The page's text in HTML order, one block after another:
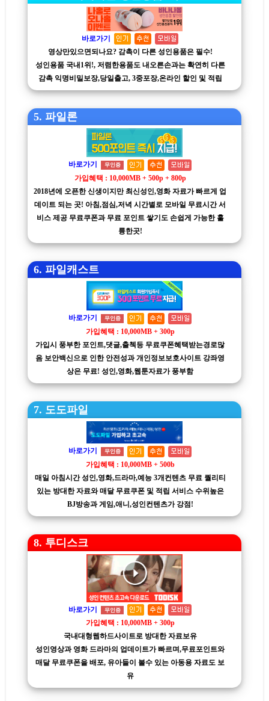
바로가기
영상만있으면되나요? 감촉이 다른 성인용품은 필수!
성인용품 국내1위!, 저렴한용품도 내오른손과는 확연히 다른
감촉 익명비밀보장,당일출고, 3중포장,온라인 할인 및 적립
5. 파일론
바로가기 무인증
가입혜택 : 10,000MB + 500p + 800p
2018년에 오픈한 신생이지만 최신성인,영화 자료가 빠르게 업
데이트 되는 곳! 아침,점심,저녁 시간별로 모바일 무료시간 서
비스 제공 무료쿠폰과 무료 포인트 쌓기도 손쉽게 가능한 훌
륭한곳!
6. 파일캐스트
바로가기 무인증
가입혜택 : 10,000MB + 300p
가입시 풍부한 포인트,댓글,출첵등 무료쿠폰혜택받는경로많
음 보안백신으로 인한 안전성과 개인정보보호사이트 강좌영
상은 무료! 성인,영화,웹툰자료가 풍부함
7. 도도파일
바로가기 무인증
가입혜택 : 10,000MB + 500b
매일 아침시간 성인,영화,드라마,예능 3개컨텐츠 무료 퀄리티
있는 방대한 자료와 매달 무료쿠폰 및 적립 서비스 수위높은
BJ방송과 게임,애니,성인컨텐츠가 강점!
8. 투디스크
바로가기 무인증
가입혜택 : 10,000MB + 300p
국내대형웹하드사이트로 방대한 자료보유
성인영상과 영화 드라마의 업데이트가 빠르며,무료포인트와
매달 무료쿠폰을 배포, 유아들이 볼수 있는 아동용 자료도 보
유